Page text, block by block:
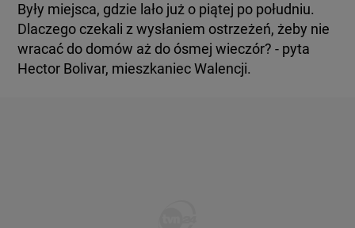
Były miejsca, gdzie lało już o piątej po południu.
Dlaczego czekali z wysłaniem ostrzeżeń, żeby nie
wracać do domów aż do ósmej wieczór? - pyta
Hector Bolivar, mieszkaniec Walencji.